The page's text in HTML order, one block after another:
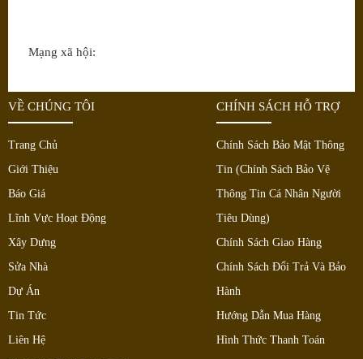
Mạng xã hội:
VỀ CHÚNG TÔI
Trang Chủ
Giới Thiệu
Báo Giá
Lĩnh Vực Hoạt Động
Xây Dựng
Sửa Nhà
Dự Án
Tin Tức
Liên Hệ
CHÍNH SÁCH HỖ TRỢ
Chính Sách Bảo Mật Thông
Tin (Chính Sách Bảo Vệ
Thông Tin Cá Nhân Người
Tiêu Dùng)
Chính Sách Giao Hàng
Chính Sách Đổi Trả Và Bảo
Hành
Hướng Dẫn Mua Hàng
Hình Thức Thanh Toán